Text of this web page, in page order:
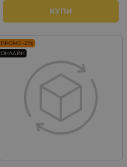
КУПИ
ПРОМО -21%
ОНЛАЙН